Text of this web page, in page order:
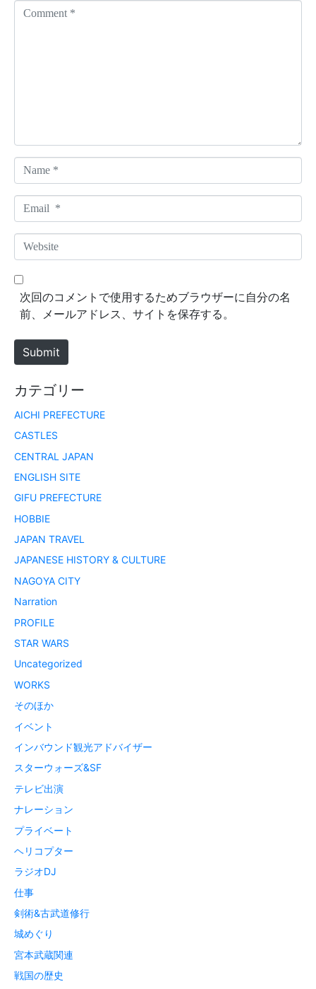
a
m
*
m
a
*
W
e
b
e
次回のコメントで使用するためブラウザーに自分の名
前、メールアドレス、サイトを保存する。
Submit
カテゴリー
AICHI PREFECTURE
CASTLES
CENTRAL JAPAN
ENGLISH SITE
GIFU PREFECTURE
HOBBIE
JAPAN TRAVEL
JAPANESE HISTORY & CULTURE
NAGOYA CITY
Narration
PROFILE
STAR WARS
Uncategorized
WORKS
そのほか
イベント
インバウンド観光アドバイザー
スターウォーズ&SF
テレビ出演
ナレーション
プライベート
ヘリコプター
ラジオDJ
仕事
剣術&古武道修行
城めぐり
宮本武蔵関連
戦国の歴史